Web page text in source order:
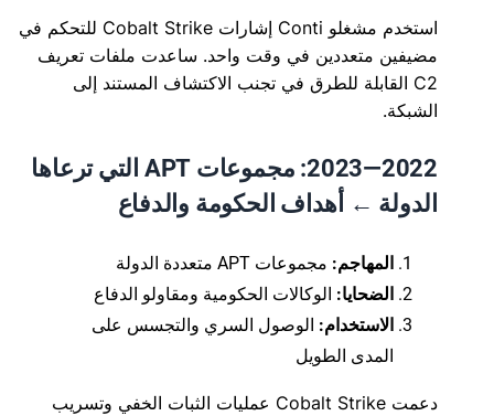
استخدم مشغلو Conti إشارات Cobalt Strike للتحكم في
مضيفين متعددين في وقت واحد. ساعدت ملفات تعريف
C2 القابلة للطرق في تجنب الاكتشاف المستند إلى
الشبكة.
2022—2023: مجموعات APT التي ترعاها
الدولة ← أهداف الحكومة والدفاع
المهاجم: مجموعات APT متعددة الدولة
الضحايا: الوكالات الحكومية ومقاولو الدفاع
الاستخدام: الوصول السري والتجسس على
المدى الطويل
دعمت Cobalt Strike عمليات الثبات الخفي وتسريب